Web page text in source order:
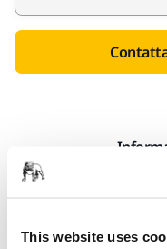
This website uses